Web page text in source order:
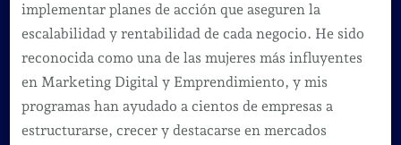
implementar planes de acción que aseguren la
escalabilidad y rentabilidad de cada negocio. He sido
reconocida como una de las mujeres más influyentes
en Marketing Digital y Emprendimiento, y mis
programas han ayudado a cientos de empresas a
estructurarse, crecer y destacarse en mercados